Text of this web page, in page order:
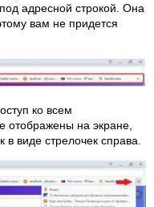
адресной строкой. Она
вам не придется
ко всем
отображены на экране,
виде стрелочек справа.